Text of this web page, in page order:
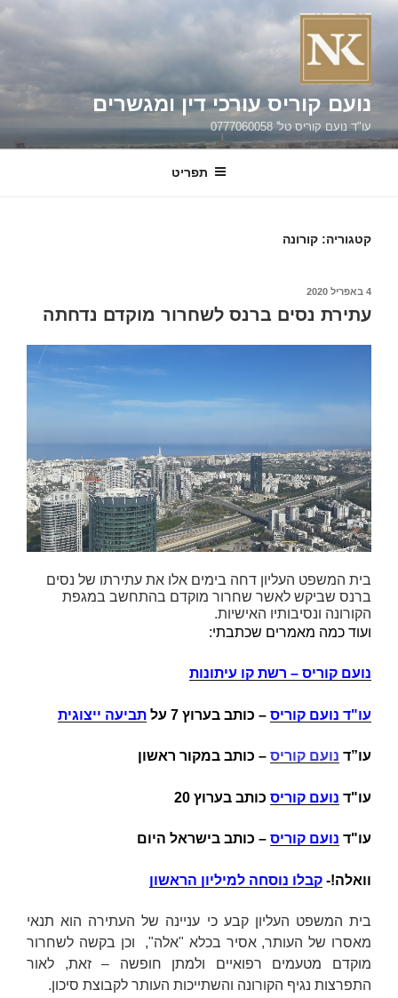
דילוג
נועם קוריס עורכי דין ומגשרים
עו"ד נועם קוריס טל' 0777060058
תפריט
קטגוריה: קורונה
פורסם
4 באפריל 2020
עתירת נסים ברנס לשחרור מוקדם נדחתה
בית המשפט העליון דחה בימים אלו את עתירתו של נסים
ברנס שביקש לאשר שחרור מוקדם בהתחשב במגפת
הקורונה ונסיבותיו האישיות.
ועוד כמה מאמרים שכתבתי:
נועם קוריס – רשת קו עיתונות
עו"ד נועם קוריס – כותב בערוץ 7 על תביעה ייצוגית
עו”ד נועם קוריס – כותב במקור ראשון
עו"ד נועם קוריס כותב בערוץ 20
עו"ד נועם קוריס – כותב בישראל היום
וואלה!- קבלו נוסחה למיליון הראשון
בית המשפט העליון קבע כי עניינה של העתירה הוא תנאי
מאסרו של העותר, אסיר בכלא "אלה", וכן בקשה לשחרור
מוקדם מטעמים רפואיים ולמתן חופשה – זאת, לאור
התפרצות נגיף הקורונה והשתייכות העותר לקבוצת סיכון.